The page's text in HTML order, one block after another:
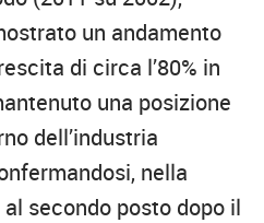
un andamento
di circa l’80% in
una posizione
dell’industria
nella
secondo posto dopo il